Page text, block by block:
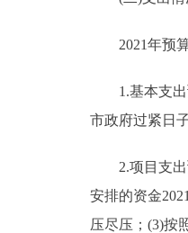
2021年预算
1.基本支出预
市政府过紧日
2.项目支出预
安排的资金
压尽压；(3)按